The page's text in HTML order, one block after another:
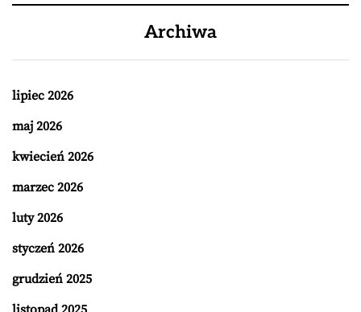
Archiwa
lipiec 2026
maj 2026
kwiecień 2026
marzec 2026
luty 2026
styczeń 2026
grudzień 2025